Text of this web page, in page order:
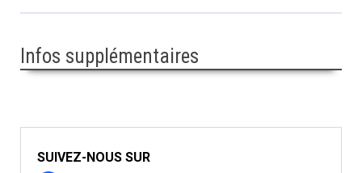
Infos supplémentaires
SUIVEZ-NOUS SUR